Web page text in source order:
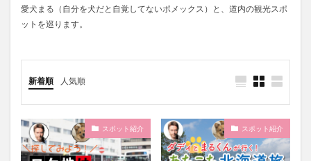
愛犬まる（自分を犬だと自覚してないポメックス）と、道内の観光スポ
ットを巡ります。
新着順 人気順
スポット紹介 スポット紹介